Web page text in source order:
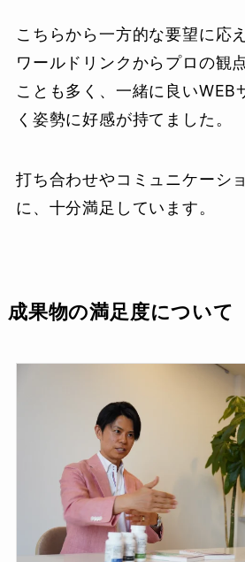
こちらから一方的な要望に応
ワールドリンクからプロの観
ことも多く、一緒に良いWEB
く姿勢に好感が持てました。
打ち合わせやコミュニケーシ
に、十分満足しています。
成果物の満足度について